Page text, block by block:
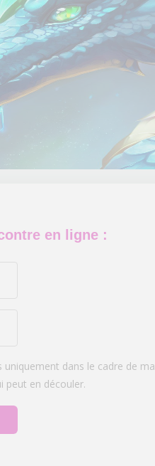
en ligne :
dans le cadre de
peut en découler.